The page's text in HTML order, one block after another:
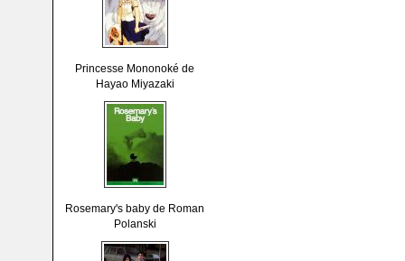
Princesse Mononoké de
Hayao Miyazaki
Rosemary's baby de Roman
Polanski